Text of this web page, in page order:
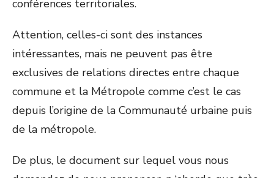
conférences territoriales.
Attention, celles-ci sont des instances
intéressantes, mais ne peuvent pas être
exclusives de relations directes entre chaque
commune et la Métropole comme c’est le cas
depuis l’origine de la Communauté urbaine puis
de la métropole.
De plus, le document sur lequel vous nous